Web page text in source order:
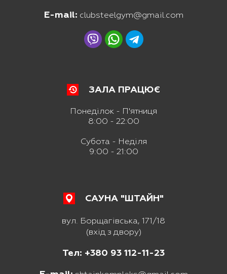
E-mail: clubsteelgym@gmail.com
ЗАЛА ПРАЦЮЄ
Понеділок - П'ятниця
8:00 - 22:00
Субота - Неділя
9:00 - 21:00
САУНА "ШТАЙН"
вул. Борщагівська, 171/18
(вхід з двору)
Тел: +380 93 112-11-23